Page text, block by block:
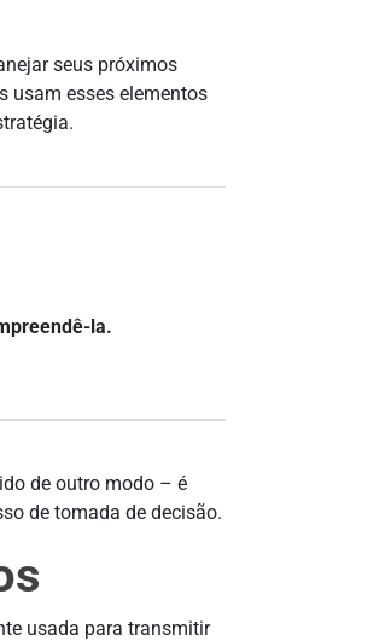
seus próximos
usam esses elementos
la.
de outro modo – é
de tomada de decisão.
usada para transmitir